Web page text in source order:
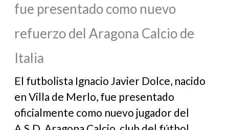
fue presentado como nuevo
refuerzo del Aragona Calcio de
Italia
El futbolista Ignacio Javier Dolce, nacido
en Villa de Merlo, fue presentado
oficialmente como nuevo jugador del